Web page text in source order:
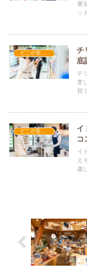
番
ッ
どこが安い？-食品・食材
チ
底
チ
査
視
どこが安い？-食品・食材
イ
コ
イ
え
慮